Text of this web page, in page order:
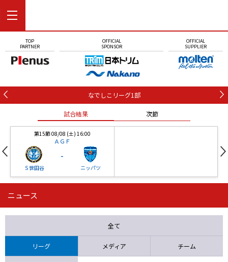
TOP
PARTNER
OFFICIAL
SPONSOR
OFFICIAL
SUPPLIER
なでしこリーグ1部
試合結果 次節
第15節 08/08 (土) 16:00
ＡＧＦ
Ｓ世田谷
-
ニッパツ
第16節 09/05 (土) 15:00
ニッパツ 石人の星
ニュース
全て
リーグ メディア チーム